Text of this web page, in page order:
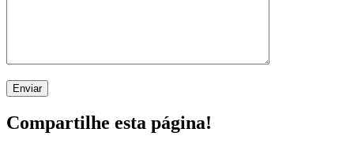
Compartilhe esta página!